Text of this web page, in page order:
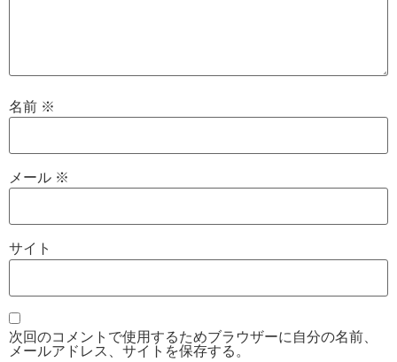
名前 ※
メール ※
サイト
次回のコメントで使用するためブラウザーに自分の名前、
メールアドレス、サイトを保存する。